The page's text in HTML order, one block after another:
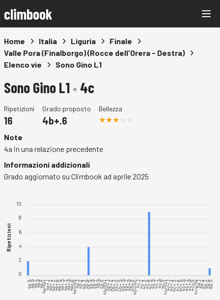
climbook
Home Italia Liguria
Finale
Valle Pora (Finalborgo) (Rocce dell'Orera - Destra)
Elenco vie
Sono Gino L1
Sono Gino L1• 4c
Ripetizioni
16
Grado proposto
4b+.6
Bellezza
Note
4a in una relazione precedente
Informazioni addizionali
Grado aggiornato su Climbook ad aprile 2025
10
8
6
4
2
0
Ripetizioni
4a.54a.64a.74a.84a.94a/4a+4a+.14a+.24a+.34a+.44a+.54a+.64a+.74a+.84a+.94a+/4b4b.14b.24b.34b.44b.54b.64b.74b.84b.94b/4b+4b+.14b+.24b+.34b+.44b+.54b+.64b+.74b+.84b+.94b+/4c4c.14c.24c.34c.44c.54c.64c.74c.84c.94c/4c+4c+.14c+.24c+.34c+.44c+.54c+.64c+.74c+.84c+.94c+/5a5a.15a.25a.35a.45a.5